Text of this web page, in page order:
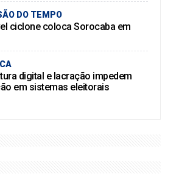
DO TEMPO
ciclone coloca Sorocaba em
digital e lacração impedem
em sistemas eleitorais